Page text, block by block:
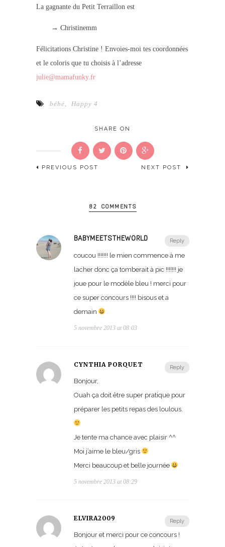
La gagnante du Petit Terraillon est
→ Christinemm
Félicitations Christine ! Envoies-moi tes coordonnées
et le coloris que tu choisis à l’adresse
julie@mamafunky.fr
bébé, Happy 4
SHARE ON
PREVIOUS POST NEXT POST
82 COMMENTS
Reply
BABYMEETSTHEWORLD
coucou !!!!!!! le mien commence à me
lacher donc ça tomberait à pic !!!!!!! je
joue pour le modèle bleu ! merci pour
ce super concours !!!! bisous et a
demain
5 novembre 2013 at 08:03
Reply
CYNTHIA PORQUET
Bonjour,
Ouah ça doit être super pratique pour
préparer les petits repas des loulous.
Je tente ma chance avec plaisir ^^
Moi j’aime le bleu/gris
Merci beaucoup et belle journée
5 novembre 2013 at 08:29
Reply
ELVIRA2009
Bonjour et merci pour ce concours !